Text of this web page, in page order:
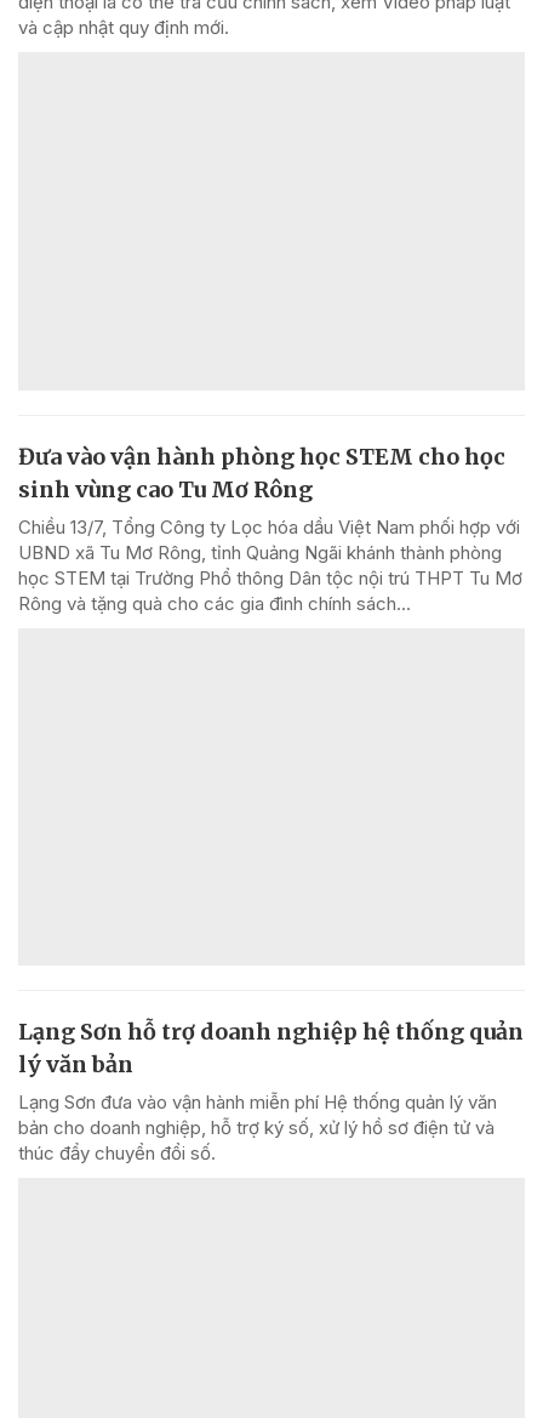
và cập nhật quy định mới.
Đưa vào vận hành phòng học STEM cho học
sinh vùng cao Tu Mơ Rông
Chiều 13/7, Tổng Công ty Lọc hóa dầu Việt Nam phối hợp với
UBND xã Tu Mơ Rông, tỉnh Quảng Ngãi khánh thành phòng
học STEM tại Trường Phổ thông Dân tộc nội trú THPT Tu Mơ
Rông và tặng quà cho các gia đình chính sách...
Lạng Sơn hỗ trợ doanh nghiệp hệ thống quản
lý văn bản
Lạng Sơn đưa vào vận hành miễn phí Hệ thống quản lý văn
bản cho doanh nghiệp, hỗ trợ ký số, xử lý hồ sơ điện tử và
thúc đẩy chuyển đổi số.